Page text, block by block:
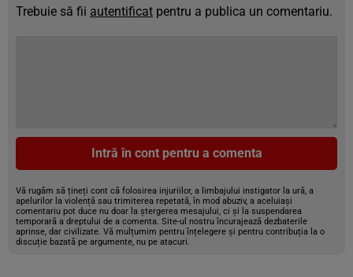
Trebuie să fii autentificat pentru a publica un comentariu.
Intră în cont pentru a comenta
Vă rugăm să țineți cont că folosirea injuriilor, a limbajului instigator la ură, a
apelurilor la violență sau trimiterea repetată, în mod abuziv, a aceluiași
comentariu pot duce nu doar la ștergerea mesajului, ci și la suspendarea
temporară a dreptului de a comenta. Site-ul nostru încurajează dezbaterile
aprinse, dar civilizate. Vă mulțumim pentru înțelegere și pentru contribuția la o
discuție bazată pe argumente, nu pe atacuri.